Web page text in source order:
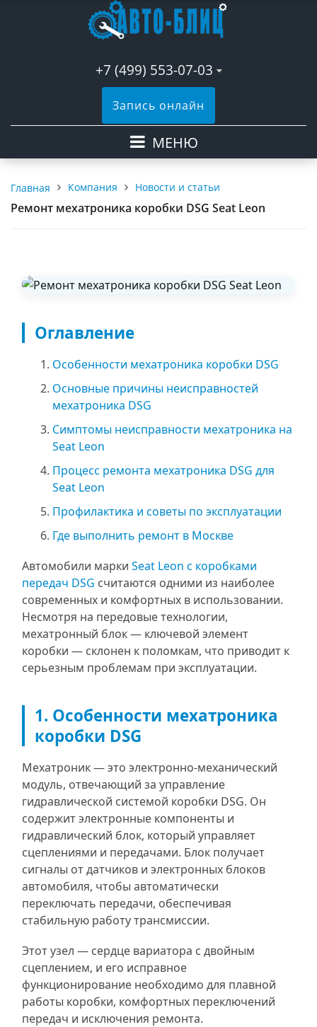
+7 (499) 553-07-03
Запись онлайн
МЕНЮ
Главная Компания Новости и статьи
Ремонт мехатроника коробки DSG Seat Leon
Оглавление
Особенности мехатроника коробки DSG
Основные причины неисправностей
мехатроника DSG
Симптомы неисправности мехатроника на
Seat Leon
Процесс ремонта мехатроника DSG для
Seat Leon
Профилактика и советы по эксплуатации
Где выполнить ремонт в Москве
Автомобили марки Seat Leon с коробками
передач DSG считаются одними из наиболее
современных и комфортных в использовании.
Несмотря на передовые технологии,
мехатронный блок — ключевой элемент
коробки — склонен к поломкам, что приводит к
серьезным проблемам при эксплуатации.
1. Особенности мехатроника
коробки DSG
Мехатроник — это электронно-механический
модуль, отвечающий за управление
гидравлической системой коробки DSG. Он
содержит электронные компоненты и
гидравлический блок, который управляет
сцеплениями и передачами. Блок получает
сигналы от датчиков и электронных блоков
автомобиля, чтобы автоматически
переключать передачи, обеспечивая
стабильную работу трансмиссии.
Этот узел — сердце вариатора с двойным
сцеплением, и его исправное
функционирование необходимо для плавной
работы коробки, комфортных переключений
передач и исключения ремонта.